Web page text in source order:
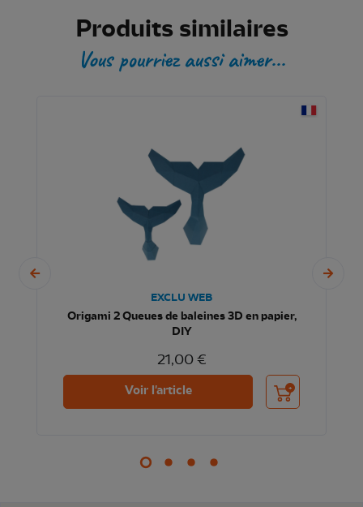
Produits similaires
Vous pourriez aussi aimer...
EXCLU WEB
Origami 2 Queues de baleines 3D en papier,
DIY
21,00 €
Voir l'article Ajouter au panier